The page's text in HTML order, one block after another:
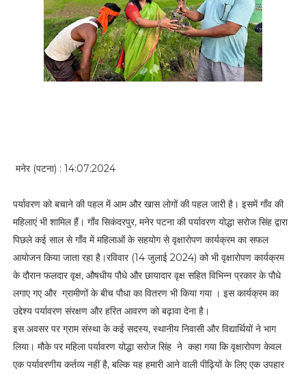
मनेर (पटना) : 14:07:2024
पर्यावरण को बचाने की पहल में आम और खास लोगों की पहल जारी है। इसमें गाँव की
महिलाएं भी शामिल हैं। गाँव सिकंदरपुर, मनेर पटना की पर्यावरण योद्धा सरोज सिंह द्वारा
पिछले कई साल से गाँव में महिलाओं के सहयोग से वृक्षारोपण कार्यक्रम का सफल
आयोजन किया जाता रहा है।रविवार (14 जुलाई 2024) को भी वृक्षारोपण कार्यक्रम
के दौरान फलदार वृक्ष, औषधीय पौधे और छायादार वृक्ष सहित विभिन्न प्रकार के पौधे
लगाए गए और ग्रामीणों के बीच पौधा का वितरण भी किया गया । इस कार्यक्रम का
उद्देश्य पर्यावरण संरक्षण और हरित आवरण को बढ़ावा देना है।
इस अवसर पर ग्राम संस्था के कई सदस्य, स्थानीय निवासी और विद्यार्थियों ने भाग
लिया। मौके पर महिला पर्यावरण योद्धा सरोज सिंह ने कहा गया कि वृक्षारोपण केवल
एक पर्यावरणीय कर्तव्य नहीं है, बल्कि यह हमारी आने वाली पीढ़ियों के लिए एक उपहार